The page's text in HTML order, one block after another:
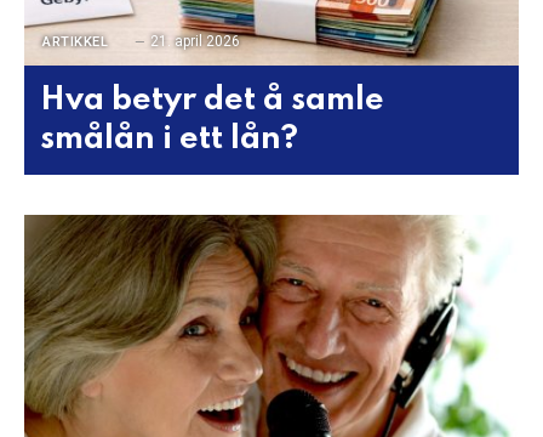
ARTIKKEL 21. april 2026
Hva betyr det å samle
smålån i ett lån?